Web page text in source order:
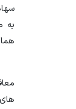
به